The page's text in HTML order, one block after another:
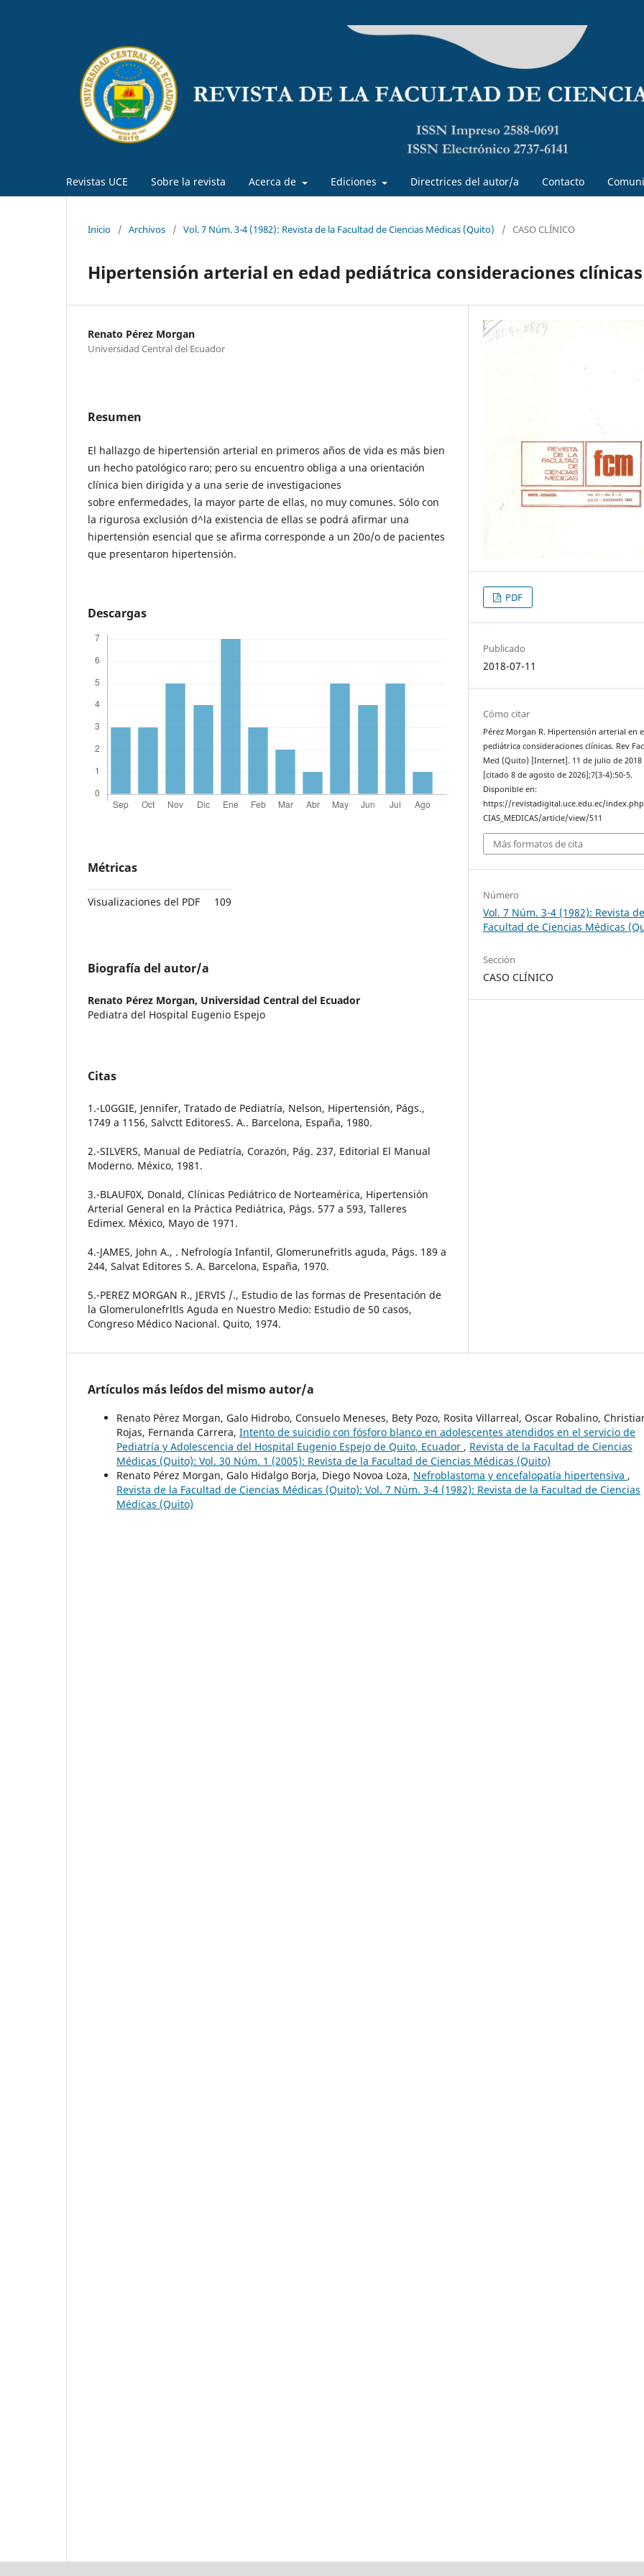
Revistas UCE Sobre la revista Acerca de Ediciones Directrices del autor/a Contacto
Inicio / Archivos / Vol. 7 Núm. 3-4 (1982): Revista de la Facultad de Ciencias Médicas (Quito) / CASO CLÍNICO
Hipertensión arterial en edad pediátrica consideraciones clínicas
Renato Pérez Morgan
Universidad Central del Ecuador
Resumen
El hallazgo de hipertensión arterial en primeros años de vida es más bien
un hecho patológico raro; pero su encuentro obliga a una orientación
clínica bien dirigida y a una serie de investigaciones
sobre enfermedades, la mayor parte de ellas, no muy comunes. Sólo con
la rigurosa exclusión d^la existencia de ellas se podrá afirmar una
hipertensión esencial que se afirma corresponde a un 20o/o de pacientes
que presentaron hipertensión.
Descargas
Métricas
Visualizaciones del PDF 109
Biografía del autor/a
Renato Pérez Morgan, Universidad Central del Ecuador
Pediatra del Hospital Eugenio Espejo
Citas
1.-L0GGIE, Jennifer, Tratado de Pediatría, Nelson, Hipertensión, Págs.,
1749 a 1156, Salvctt EditoresS. A.. Barcelona, España, 1980.
2.-SILVERS, Manual de Pediatría, Corazón, Pág. 237, Editorial El Manual
Moderno. México, 1981.
3.-BLAUF0X, Donald, Clínicas Pediátrico de Norteamérica, Hipertensión
Arterial General en la Práctica Pediátrica, Págs. 577 a 593, Talleres
Edimex. México, Mayo de 1971.
4.-JAMES, John A., . Nefrología Infantil, Glomerunefritls aguda, Págs. 189 a
244, Salvat Editores S. A. Barcelona, España, 1970.
5.-PEREZ MORGAN R., JERVIS /., Estudio de las formas de Presentación de
la Glomerulonefrltls Aguda en Nuestro Medio: Estudio de 50 casos,
Congreso Médico Nacional. Quito, 1974.
PDF
Publicado
2018-07-11
Cómo citar
Pérez Morgan R. Hipertensión arterial en
pediátrica consideraciones clínicas. Rev
Med (Quito) [Internet]. 11 de julio de 2018
[citado 8 de agosto de 2026];7(3-4):50-5.
Disponible en:
https://revistadigital.uce.edu.ec/
CIAS_MEDICAS/article/view/511
Más formatos de cita
Número
Vol. 7 Núm. 3-4 (1982): Revista
Facultad de Ciencias Médicas
Sección
CASO CLÍNICO
Artículos más leídos del mismo autor/a
Renato Pérez Morgan, Galo Hidrobo, Consuelo Meneses, Bety Pozo, Rosita Villarreal, Oscar Robalino,
Rojas, Fernanda Carrera, Intento de suicidio con fósforo blanco en adolescentes atendidos en el servicio de
Pediatría y Adolescencia del Hospital Eugenio Espejo de Quito, Ecuador , Revista de la Facultad de Ciencias
Médicas (Quito): Vol. 30 Núm. 1 (2005): Revista de la Facultad de Ciencias Médicas (Quito)
Renato Pérez Morgan, Galo Hidalgo Borja, Diego Novoa Loza, Nefroblastoma y encefalopatía hipertensiva ,
Revista de la Facultad de Ciencias Médicas (Quito): Vol. 7 Núm. 3-4 (1982): Revista de la Facultad de Ciencias
Médicas (Quito)